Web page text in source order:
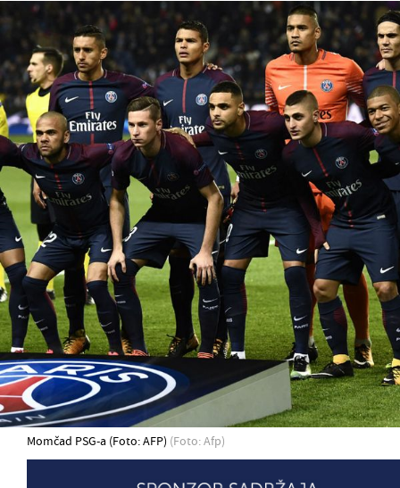
Momčad PSG-a (Foto: AFP) (Foto: Afp)